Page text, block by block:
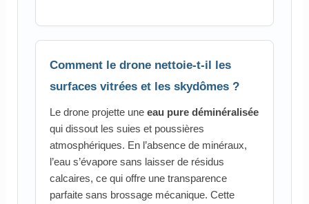
Comment le drone nettoie-t-il les
surfaces vitrées et les skydômes ?
Le drone projette une eau pure déminéralisée
qui dissout les suies et poussières
atmosphériques. En l’absence de minéraux,
l’eau s’évapore sans laisser de résidus
calcaires, ce qui offre une transparence
parfaite sans brossage mécanique. Cette